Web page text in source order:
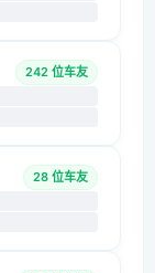
242 位车友
28 位车友